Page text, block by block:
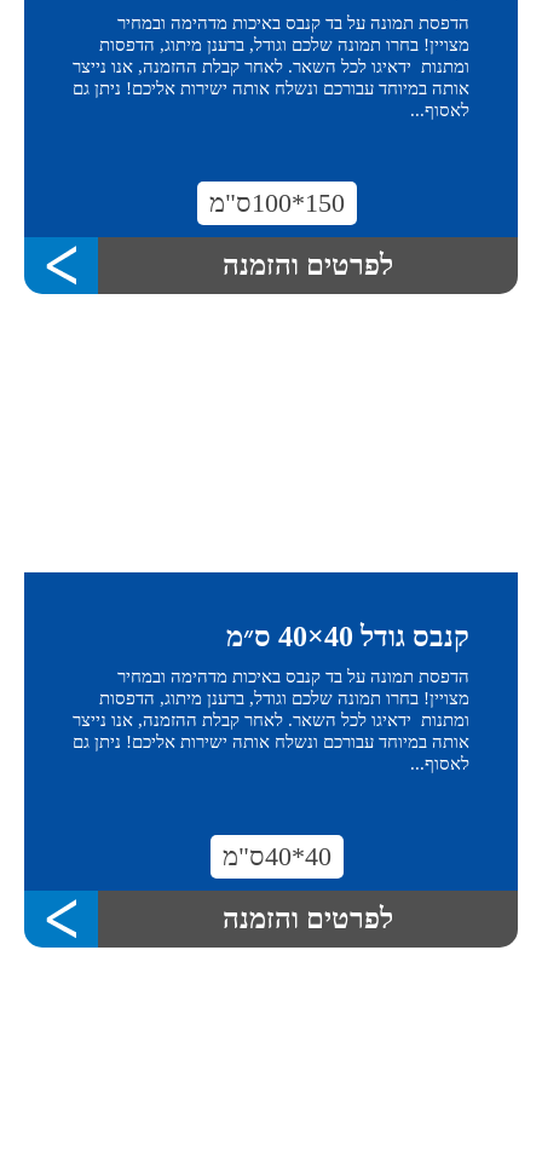
הדפסת תמונה על בד קנבס באיכות מדהימה ובמחיר
מצויין! בחרו תמונה שלכם וגודל, ברענן מיתוג, הדפסות
ומתנות ידאיגו לכל השאר. לאחר קבלת ההזמנה, אנו נייצר
אותה במיוחד עבורכם ונשלח אותה ישירות אליכם! ניתן גם
לאסוף...
150*100ס"מ
לפרטים והזמנה
קנבס גודל 40×40 ס״מ
הדפסת תמונה על בד קנבס באיכות מדהימה ובמחיר
מצויין! בחרו תמונה שלכם וגודל, ברענן מיתוג, הדפסות
ומתנות ידאיגו לכל השאר. לאחר קבלת ההזמנה, אנו נייצר
אותה במיוחד עבורכם ונשלח אותה ישירות אליכם! ניתן גם
לאסוף...
40*40ס"מ
לפרטים והזמנה